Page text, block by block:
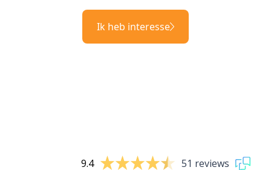
Ik heb interesse
9.4 51 reviews